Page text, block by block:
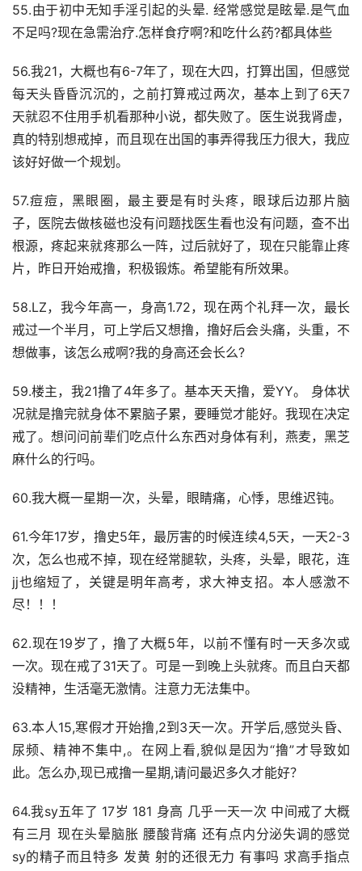
55.由于初中无知手淫引起的头晕. 经常感觉是眩晕.是气血
不足吗?现在急需治疗.怎样食疗啊?和吃什么药?都具体些
56.我21，大概也有6-7年了，现在大四，打算出国，但感觉
每天头昏昏沉沉的，之前打算戒过两次，基本上到了6天7
天就忍不住用手机看那种小说，都失败了。医生说我肾虚，
真的特别想戒掉，而且现在出国的事弄得我压力很大，我应
该好好做一个规划。
57.痘痘，黑眼圈，最主要是有时头疼，眼球后边那片脑
子，医院去做核磁也没有问题找医生看也没有问题，查不出
根源，疼起来就疼那么一阵，过后就好了，现在只能靠止疼
片，昨日开始戒撸，积极锻炼。希望能有所效果。
58.LZ，我今年高一，身高1.72，现在两个礼拜一次，最长
戒过一个半月，可上学后又想撸，撸好后会头痛，头重，不
想做事，该怎么戒啊?我的身高还会长么?
59.楼主，我21撸了4年多了。基本天天撸，爱YY。 身体状
况就是撸完就身体不累脑子累，要睡觉才能好。我现在决定
戒了。想问问前辈们吃点什么东西对身体有利，燕麦，黑芝
麻什么的行吗。
60.我大概一星期一次，头晕，眼睛痛，心悸，思维迟钝。
61.今年17岁，撸史5年，最厉害的时候连续4,5天，一天2-3
次，怎么也戒不掉，现在经常腿软，头疼，头晕，眼花，连
jj也缩短了，关键是明年高考，求大神支招。本人感激不
尽！！！
62.现在19岁了，撸了大概5年，以前不懂有时一天多次或
一次。现在戒了31天了。可是一到晚上头就疼。而且白天都
没精神，生活毫无激情。注意力无法集中。
63.本人15,寒假才开始撸,2到3天一次。开学后,感觉头昏、
尿频、精神不集中,。在网上看,貌似是因为“撸”才导致如
此。怎么办,现已戒撸一星期,请问最迟多久才能好？
64.我sy五年了 17岁 181 身高 几乎一天一次 中间戒了大概
有三月 现在头晕脑胀 腰酸背痛 还有点内分泌失调的感觉
sy的精子而且特多 发黄 射的还很无力 有事吗 求高手指点